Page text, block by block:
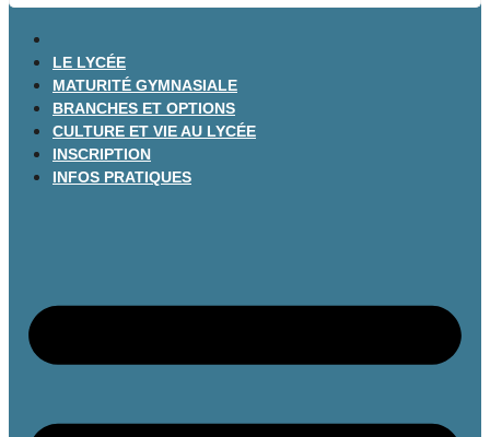
LE LYCÉE
MATURITÉ GYMNASIALE
BRANCHES ET OPTIONS
CULTURE ET VIE AU LYCÉE
INSCRIPTION
INFOS PRATIQUES